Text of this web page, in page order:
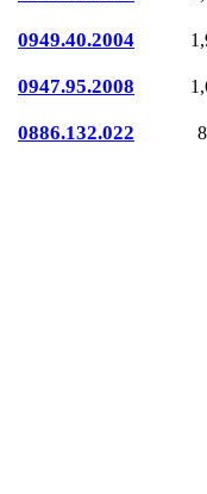
0949.40.2004
0947.95.2008
0886.132.022